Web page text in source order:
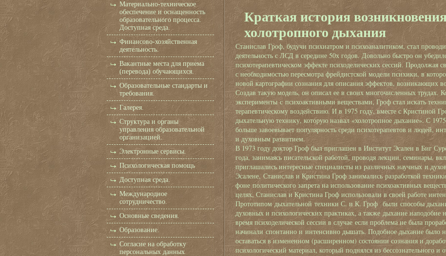
Материально-техническое
обеспечение и оснащенность
образовательного процесса.
Доступная среда.
Финансово-хозяйственная
деятельность.
Вакантные места для приема
(перевода) обучающихся.
Образовательные стандарты и
требования.
Галерея.
Структура и органы
управления образовательной
организацией.
Электронные сервисы.
Психологическая помощь
Доступная среда.
Международное
сотрудничество.
Основные сведения.
Образование.
Согласие на обработку
персональных данных
Краткая история
холотропного дыхания
Станислав Гроф, будучи психиатром и психоаналитиком, стал
деятельность с ЛСД в середине 50х годов. Довольно быстро он
психотерапевтическом эффекте психоделических сессий. Продолжая
с необходимостью пересмотра фрейдистской модели психики, в
новой картографии сознания для описания эффектов, возникающих
Создав такую модель, он описал ее в своих многочисленных трудах.
эксперименты с психоактивными веществами, Гроф стал искать
терапевтическому воздействию. И в 1975 году, вместе с Кристиной
дыхательную технику, которую назвал «холотропное дыхание». С
больше завоевывает популярность среди психотерапевтов и людей,
и духовным развитием.
В 1973 году доктор Гроф был приглашен в Институт Эсален в Биг
года, занимаясь писательской работой, проводя лекции, семинары,
приглашались интересные специалисты из различных научных и
Эсалене, Станислав и Кристина Гроф занимались разработкой
фоне политического запрета на использование психоактивных
целях, Станислав и Кристина Гроф использовали в своей работе
Прототипом дыхательной техники С. и К. Гроф были способы
духовных и психологических практиках, а также дыхание наподобие
время психоделической сессии в случае если проблема не была
начинали спонтанно и интенсивно дышать. Подобное дыхание было
оставаться в измененном (расширенном) состоянии сознания и
психологический материал, который поднялся из бессознательного и